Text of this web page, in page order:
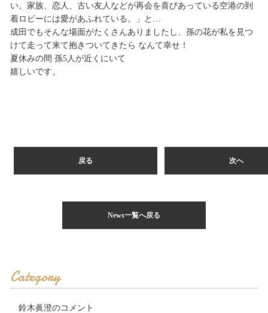
い。家族、恋人、古い友人などが再会を喜びあっている空港の到
着ロビーには愛があふれている。」と…
成田でもそんな場面がたくさんありましたし、孫の花が私を見つ
けて走って来て抱きついてきたら なんて幸せ！
夏休みの間 孫5人が近くにいて
嬉しいです。
戻る 次へ
News一覧へ戻る
Category
鈴木眞澄のコメント